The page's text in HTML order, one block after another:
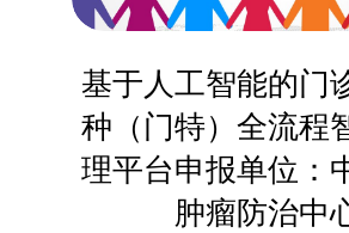
基于人工智能的门
种（门特）全流程
理平台申报单位：
肿瘤防治中